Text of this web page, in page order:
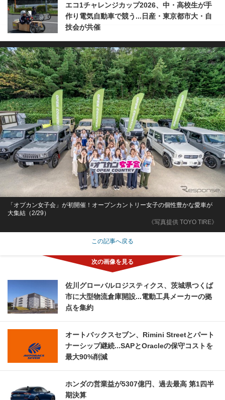
エコ1チャレンジカップ2026、中・高校生が手
作り電気自動車で競う...日産・東京都市大・自
技会が共催
《写真提供 TOYO TIRE》
「オプカン女子会」が初開催！オープンカントリー女子の個性豊かな愛車が
大集結（2/29）
この記事へ戻る
佐川グローバルロジスティクス、茨城県つくば
市に大型物流倉庫開設...電動工具メーカーの拠
点を集約
オートバックスセブン、Rimini Streetとパート
ナーシップ継続...SAPとOracleの保守コストを
最大90%削減
ホンダの営業益が5307億円、過去最高 第1四半
期決算